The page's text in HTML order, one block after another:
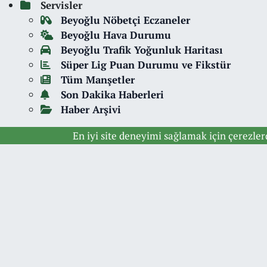
Servisler
Beyoğlu Nöbetçi Eczaneler
Beyoğlu Hava Durumu
Beyoğlu Trafik Yoğunluk Haritası
Süper Lig Puan Durumu ve Fikstür
Tüm Manşetler
Son Dakika Haberleri
Haber Arşivi
En iyi site deneyimi sağlamak için